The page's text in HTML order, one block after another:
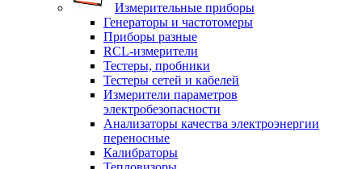
Измерительные приборы
Генераторы и частотомеры
Приборы разные
RCL-измерители
Тестеры, пробники
Тестеры сетей и кабелей
Измерители параметров
электробезопасности
Анализаторы качества электроэнергии
переносные
Калибраторы